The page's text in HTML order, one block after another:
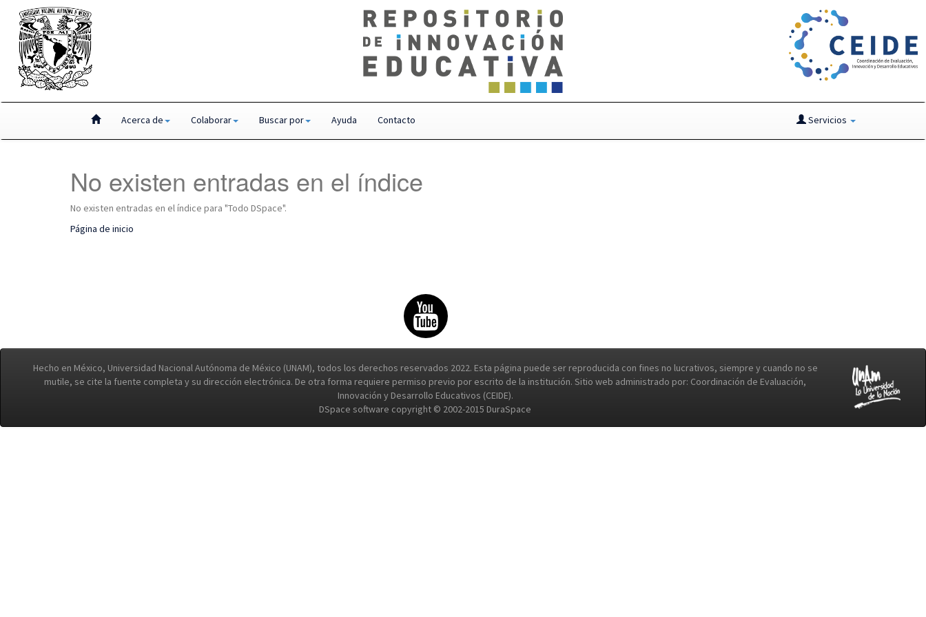
Acerca de Colaborar Buscar por Ayuda Contacto Servicios
No existen entradas en el índice
No existen entradas en el índice para "Todo DSpace".
Página de inicio
Hecho en México, Universidad Nacional Autónoma de México (UNAM), todos los derechos reservados 2022. Esta página puede ser reproducida con fines no lucrativos, siempre y cuando no se
mutile, se cite la fuente completa y su dirección electrónica. De otra forma requiere permiso previo por escrito de la institución. Sitio web administrado por: Coordinación de Evaluación,
Innovación y Desarrollo Educativos (CEIDE).
DSpace software copyright © 2002-2015 DuraSpace